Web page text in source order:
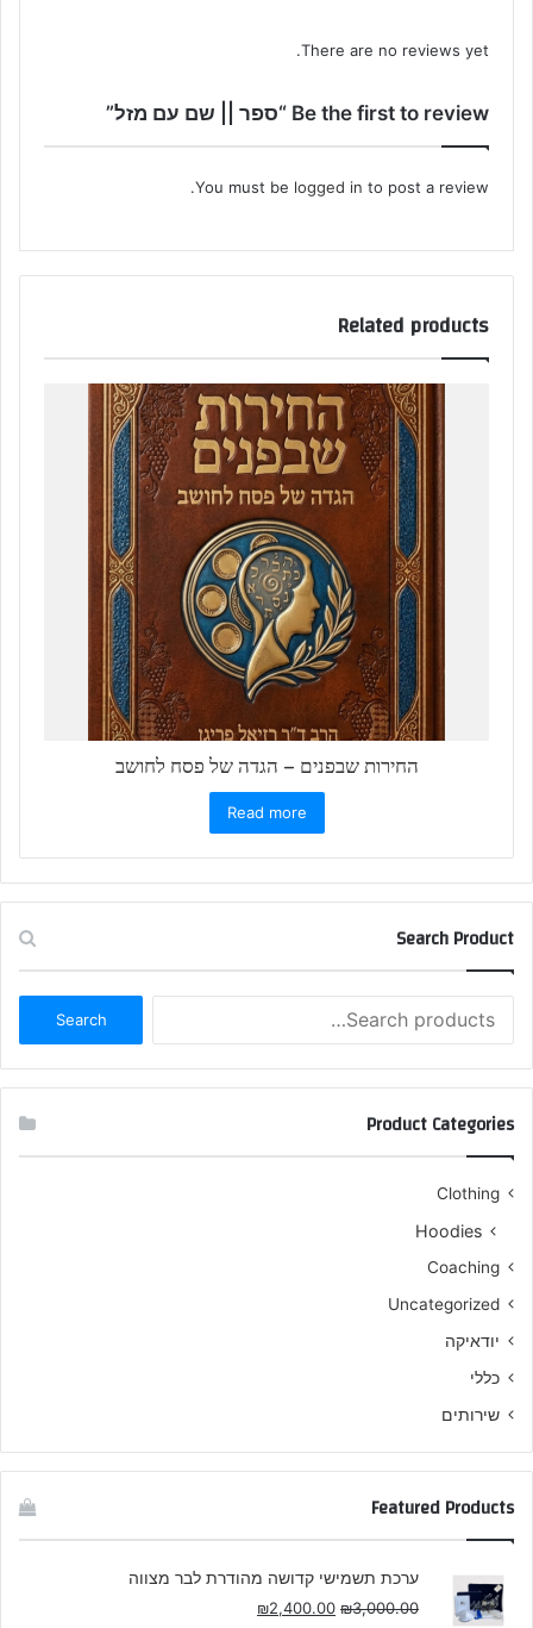
There are no reviews yet.
Be the first to review “ספר || שם עם מזל”
You must be logged in to post a review.
Related products
החירות שבפנים – הגדה של פסח לחושב
Read more
Search Product
for:
Search
Product Categories
Clothing
Hoodies
Coaching
Uncategorized
יודאיקה
כללי
שירותים
Featured Products
ערכת תשמישי קדושה מהודרת לבר מצווה
₪3,000.00
₪2,400.00